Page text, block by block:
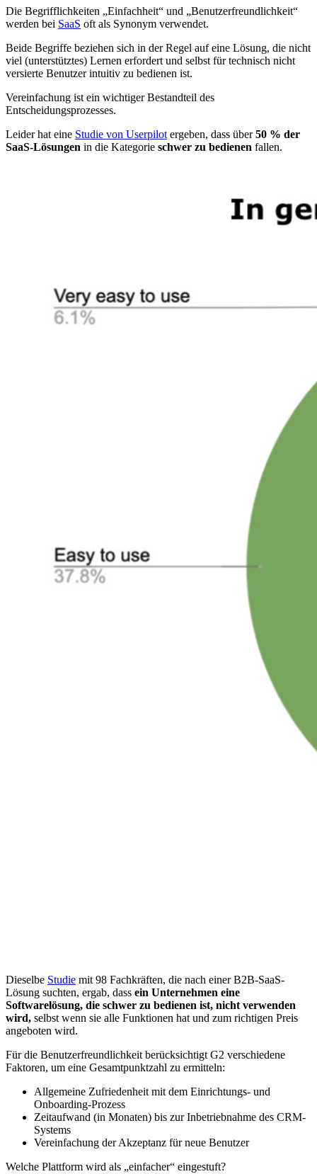
Die Begrifflichkeiten „Einfachheit“ und „Benutzerfreundlichkeit“
werden bei SaaS oft als Synonym verwendet.
Beide Begriffe beziehen sich in der Regel auf eine Lösung, die nicht
viel (unterstütztes) Lernen erfordert und selbst für technisch nicht
versierte Benutzer intuitiv zu bedienen ist.
Vereinfachung ist ein wichtiger Bestandteil des
Entscheidungsprozesses.
Leider hat eine Studie von Userpilot ergeben, dass über50 % der
SaaS-Lösungen in die Kategorie schwer zu bedienen fallen.
Dieselbe Studie mit 98 Fachkräften, die nach einer B2B-SaaS-
Lösung suchten, ergab, dass ein Unternehmen eine
Softwarelösung, die schwer zu bedienen ist, nicht verwenden
wird, selbst wenn sie alle Funktionen hat und zum richtigen Preis
angeboten wird.
Für die Benutzerfreundlichkeit berücksichtigt G2 verschiedene
Faktoren, um eine Gesamtpunktzahl zu ermitteln:
Allgemeine Zufriedenheit mit dem Einrichtungs- und
Onboarding-Prozess
Zeitaufwand (in Monaten) bis zur Inbetriebnahme des CRM-
Systems
Vereinfachung der Akzeptanz für neue Benutzer
Welche Plattform wird als „einfacher“ eingestuft?